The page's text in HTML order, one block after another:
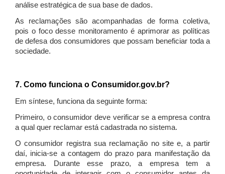
análise estratégica de sua base de dados.
As reclamações são acompanhadas de forma coletiva,
pois o foco desse monitoramento é aprimorar as políticas
de defesa dos consumidores que possam beneficiar toda a
sociedade.
7. Como funciona o Consumidor.gov.br?
Em síntese, funciona da seguinte forma:
Primeiro, o consumidor deve verificar se a empresa contra
a qual quer reclamar está cadastrada no sistema.
O consumidor registra sua reclamação no site e, a partir
daí, inicia-se a contagem do prazo para manifestação da
empresa. Durante esse prazo, a empresa tem a